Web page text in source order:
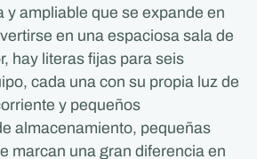
y ampliable que se expande en
en una espaciosa sala de
hay literas fijas para seis
cada una con su propia luz de
y pequeños
almacenamiento, pequeñas
marcan una gran diferencia en